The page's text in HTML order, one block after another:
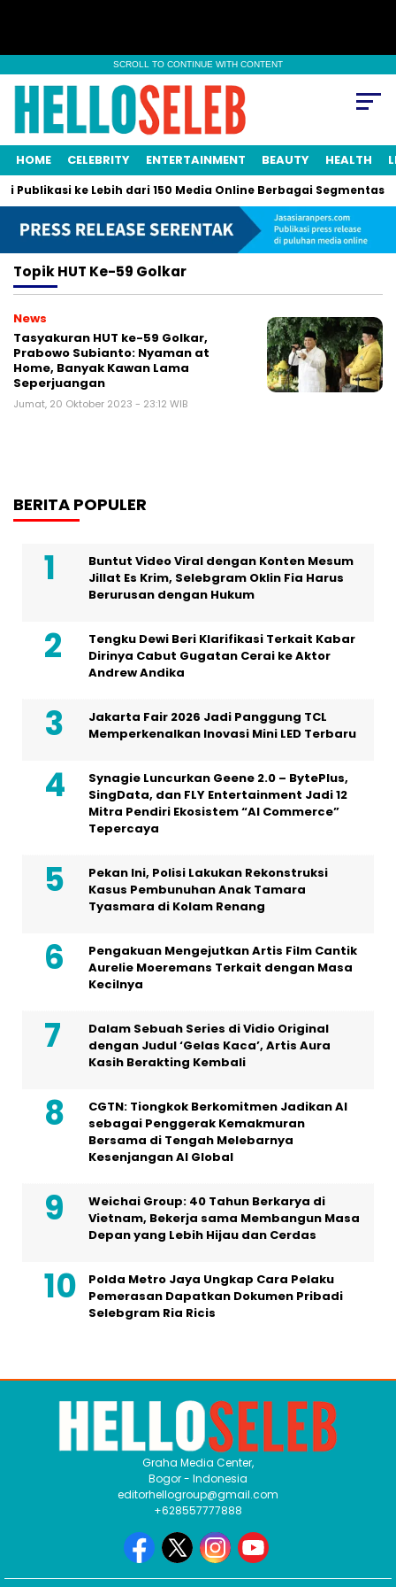
SCROLL TO CONTINUE WITH CONTENT
HOME CELEBRITY ENTERTAINMENT BEAUTY HEALTH
Publikasi ke Lebih dari 150 Media Online Berbagai Segmentasi
TopikHUT Ke-59 Golkar
News
Tasyakuran HUT ke-59 Golkar,
Prabowo Subianto: Nyaman at
Home, Banyak Kawan Lama
Seperjuangan
Jumat, 20 Oktober 2023 - 23:12 WIB
BERITA POPULER
Buntut Video Viral dengan Konten Mesum
Jillat Es Krim, Selebgram Oklin Fia Harus
Berurusan dengan Hukum
Tengku Dewi Beri Klarifikasi Terkait Kabar
Dirinya Cabut Gugatan Cerai ke Aktor
Andrew Andika
Jakarta Fair 2026 Jadi Panggung TCL
Memperkenalkan Inovasi Mini LED Terbaru
Synagie Luncurkan Geene 2.0 – BytePlus,
SingData, dan FLY Entertainment Jadi 12
Mitra Pendiri Ekosistem “AI Commerce”
Tepercaya
Pekan Ini, Polisi Lakukan Rekonstruksi
Kasus Pembunuhan Anak Tamara
Tyasmara di Kolam Renang
Pengakuan Mengejutkan Artis Film Cantik
Aurelie Moeremans Terkait dengan Masa
Kecilnya
Dalam Sebuah Series di Vidio Original
dengan Judul ‘Gelas Kaca’, Artis Aura
Kasih Berakting Kembali
CGTN: Tiongkok Berkomitmen Jadikan AI
sebagai Penggerak Kemakmuran
Bersama di Tengah Melebarnya
Kesenjangan AI Global
Weichai Group: 40 Tahun Berkarya di
Vietnam, Bekerja sama Membangun Masa
Depan yang Lebih Hijau dan Cerdas
Polda Metro Jaya Ungkap Cara Pelaku
Pemerasan Dapatkan Dokumen Pribadi
Selebgram Ria Ricis
Graha Media Center,
Bogor - Indonesia
editorhellogroup@gmail.com
+628557777888